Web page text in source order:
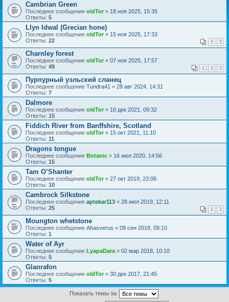
Cambrian Green
Последнее сообщение oldTor« 18 ноя 2025, 15:35
Ответы: 5
Llyn Idwal (Grecian hone)
Последнее сообщение oldTor« 15 ноя 2025, 17:33
Ответы: 22 1 2
Charnley forest
Последнее сообщение oldTor« 07 ноя 2025, 17:57
Ответы: 49 1 2 3
Пурпурный уэльский сланец
Последнее сообщение Tundra41 « 28 авг 2024, 14:31
Ответы: 7
Dalmore
Последнее сообщение oldTor« 10 дек 2021, 09:32
Ответы: 15
Fiddich River from Banffshire, Scotland
Последнее сообщение oldTor« 15 окт 2021, 11:10
Ответы: 11
Dragons tongue
Последнее сообщение Botanic « 16 июл 2020, 14:56
Ответы: 15
Tam O’Shanter
Последнее сообщение oldTor« 27 окт 2019, 23:06
Ответы: 10
Cambrock Silkstone
Последнее сообщение aptekar113 « 28 июл 2019, 12:11
Ответы: 25 1 2
Moungton whetstone
Последнее сообщение Ahasverus « 09 сен 2018, 09:10
Ответы: 1
Water of Ayr
Последнее сообщение LyapaDara « 02 мар 2018, 10:10
Ответы: 5
Glanrafon
Последнее сообщение oldTor« 30 дек 2017, 21:45
Ответы: 5
Показать темы за: